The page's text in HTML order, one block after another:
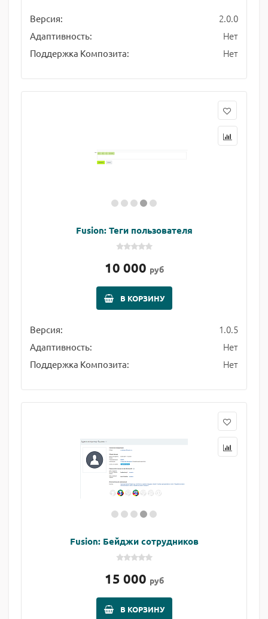
Версия: 2.0.0
Адаптивность: Нет
Поддержка Композита: Нет
Fusion: Теги пользователя
10 000 руб
В КОРЗИНУ
Версия: 1.0.5
Адаптивность: Нет
Поддержка Композита: Нет
Fusion: Бейджи сотрудников
15 000 руб
В КОРЗИНУ